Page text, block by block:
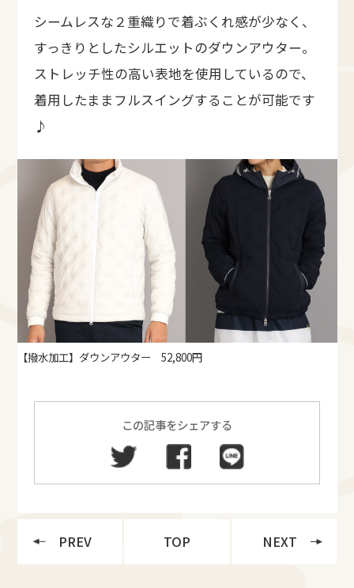
シームレスな２重織りで着ぶくれ感が少なく、
すっきりとしたシルエットのダウンアウター。
ストレッチ性の高い表地を使用しているので、
着用したままフルスイングすることが可能です
♪
【撥水加工】ダウンアウター 52,800円
この記事をシェアする
PREV TOP NEXT